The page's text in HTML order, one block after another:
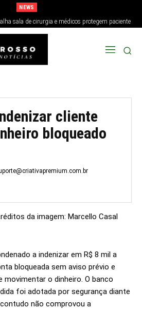
NEWS
sala de cirurgia e médicos protegem paciente
no Japão; veja
cliente
bloqueado
da imagem: Marcello Casal
a indenizar em R$ 8 mil a
bloqueada sem aviso prévio e
movimentar o dinheiro. O banco
foi adotada por segurança diante
não comprovou a